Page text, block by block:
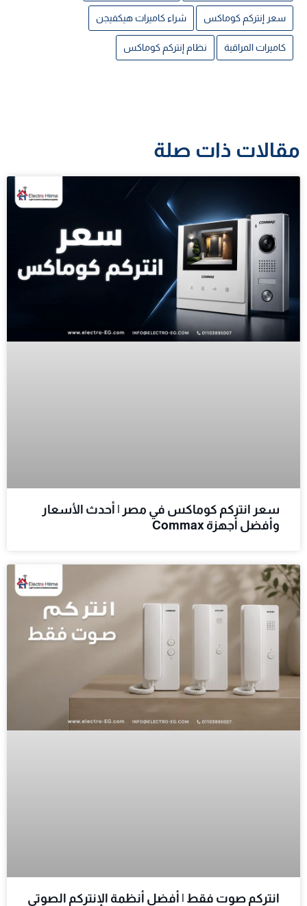
سعر إنتركم كوماكس شراء كاميرات هيكفيجن
كاميرات المراقبة نظام إنتركم كوماكس
مقالات ذات صلة
سعر انتركم كوماكس في مصر | أحدث الأسعار
وأفضل أجهزة Commax
انتركم صوت فقط | أفضل أنظمة الإنتركم الصوتي